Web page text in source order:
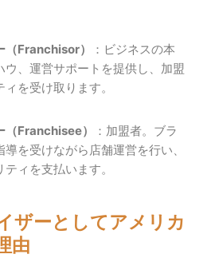
（Franchisor）
：ビジネスの本
ウ、運営サポートを提供し、加盟
を受け取ります。
（Franchisee）
：加盟者。ブラ
を受けながら店舗運営を行い、
ィを支払います。
ザーとしてアメリカ
由